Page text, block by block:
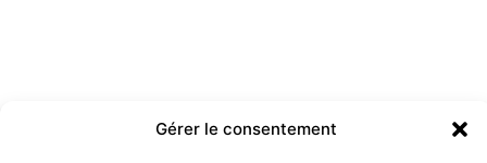
Gérer le consentement